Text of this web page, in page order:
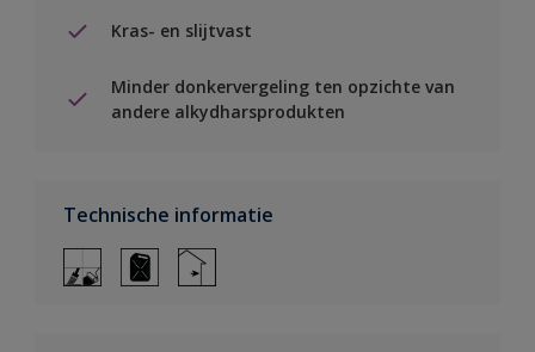
Kras- en slijtvast
Minder donkervergeling ten opzichte van
andere alkydharsprodukten
Technische informatie